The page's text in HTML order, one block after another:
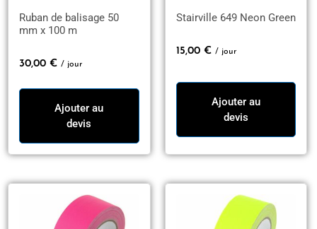
Ruban de balisage 50
mm x 100 m
30,00 € / jour
Ajouter au
devis
Stairville 649 Neon Green
15,00 € / jour
Ajouter au
devis